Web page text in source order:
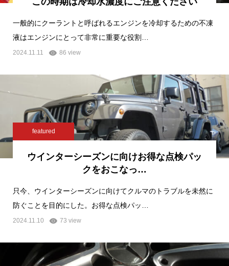
一般的にクーラントと呼ばれるエンジンを冷却するための不凍
液はエンジンにとって非常に重要な役割…
2024.11.11 86 view
featured
ウインターシーズンに向けお得な点検パッ
クをおこなっ…
只今、ウインターシーズンに向けてクルマのトラブルを未然に
防ぐことを目的にした。お得な点検パッ…
2024.11.10 73 view